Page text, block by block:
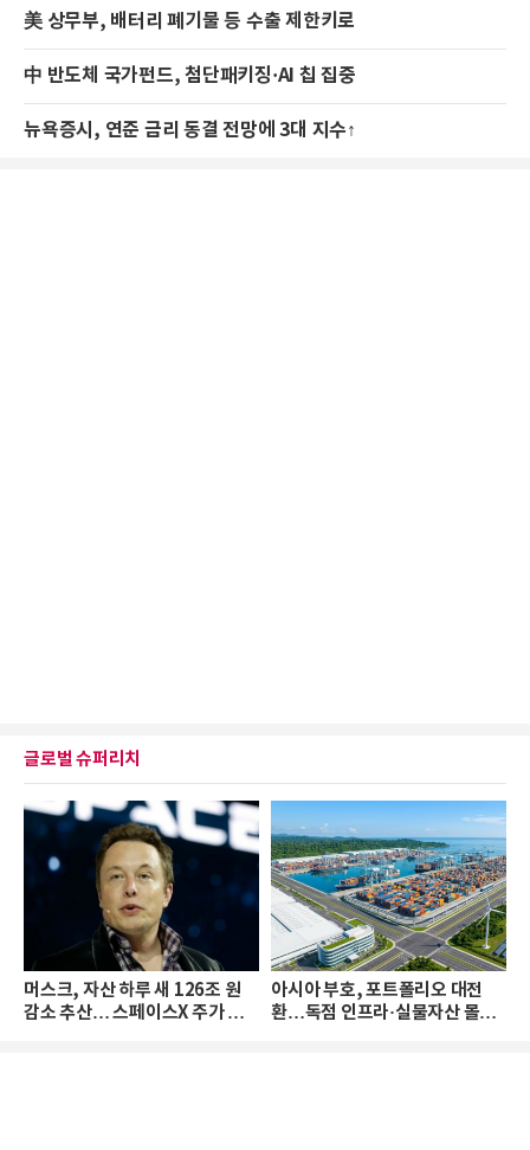
美 상무부, 배터리 폐기물 등 수출 제한키로
中 반도체 국가펀드, 첨단패키징·AI 칩 집중
뉴욕증시, 연준 금리 동결 전망에 3대 지수↑
글로벌 슈퍼리치
머스크, 자산 하루 새 126조 원
감소 추산… 스페이스X 주가 하
아시아 부호, 포트폴리오 대전
환…독점 인프라·실물자산 몰린